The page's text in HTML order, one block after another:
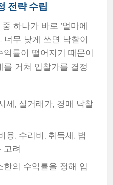
전략 수립
하나가 바로 '얼마에
너무 낮게 쓰면 낙찰이
률이 떨어지기 때문이
거쳐 입찰가를 결정
세, 실거래가, 경매 낙찰
용, 수리비, 취득세, 법
고려
한의 수익률을 정해 입